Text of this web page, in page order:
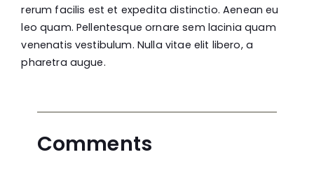
rerum facilis est et expedita distinctio. Aenean eu
leo quam. Pellentesque ornare sem lacinia quam
venenatis vestibulum. Nulla vitae elit libero, a
pharetra augue.
Comments